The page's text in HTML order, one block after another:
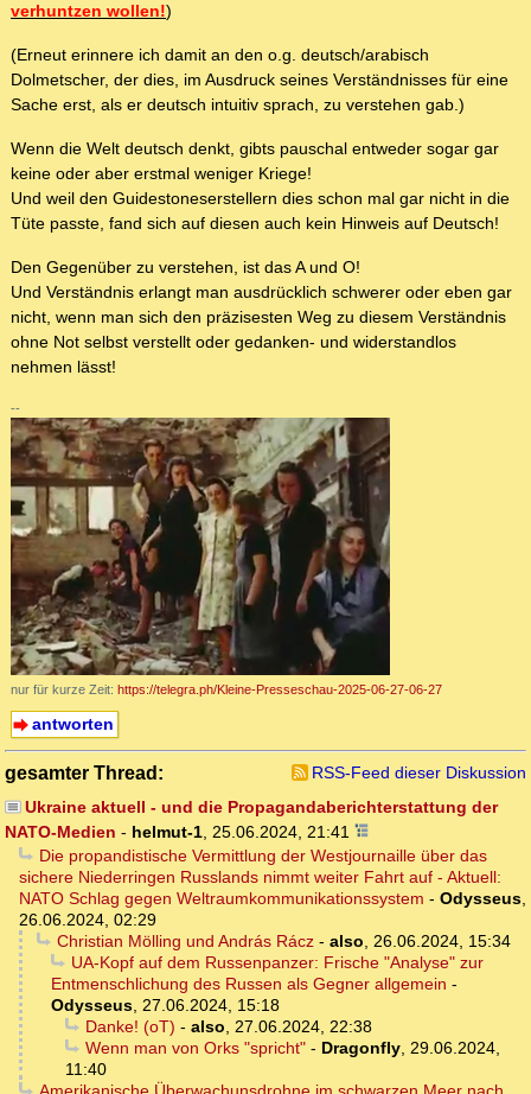
verhuntzen wollen!)
(Erneut erinnere ich damit an den o.g. deutsch/arabisch
Dolmetscher, der dies, im Ausdruck seines Verständnisses für eine
Sache erst, als er deutsch intuitiv sprach, zu verstehen gab.)
Wenn die Welt deutsch denkt, gibts pauschal entweder sogar gar
keine oder aber erstmal weniger Kriege!
Und weil den Guidestoneserstellern dies schon mal gar nicht in die
Tüte passte, fand sich auf diesen auch kein Hinweis auf Deutsch!
Den Gegenüber zu verstehen, ist das A und O!
Und Verständnis erlangt man ausdrücklich schwerer oder eben gar
nicht, wenn man sich den präzisesten Weg zu diesem Verständnis
ohne Not selbst verstellt oder gedanken- und widerstandlos
nehmen lässt!
--
nur für kurze Zeit: https://telegra.ph/Kleine-Presseschau-2025-06-27-06-27
antworten
gesamter Thread:
RSS-Feed dieser Diskussion
Ukraine aktuell - und die Propagandaberichterstattung der
NATO-Medien - helmut-1, 25.06.2024, 21:41
Die propandistische Vermittlung der Westjournaille über das
sichere Niederringen Russlands nimmt weiter Fahrt auf - Aktuell:
NATO Schlag gegen Weltraumkommunikationssystem - Odysseus,
26.06.2024, 02:29
Christian Mölling und András Rácz- also, 26.06.2024, 15:34
UA-Kopf auf dem Russenpanzer: Frische "Analyse" zur
Entmenschlichung des Russen als Gegner allgemein -
Odysseus, 27.06.2024, 15:18
Danke! (oT) - also, 27.06.2024, 22:38
Wenn man von Orks "spricht"- Dragonfly, 29.06.2024,
11:40